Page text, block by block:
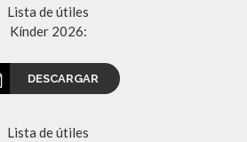
Lista de útiles
Kínder 2026:
DESCARGAR
Lista de útiles